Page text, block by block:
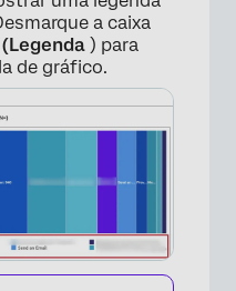
a caixa
) para
de gráfico.